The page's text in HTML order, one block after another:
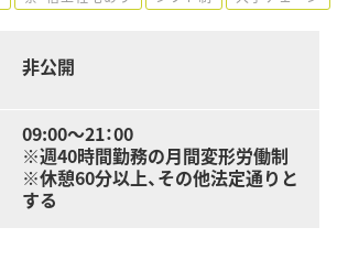
非公開
09:00～21：00
※週40時間勤務の月間変形労働制
※休憩60分以上、その他法定通りと
する